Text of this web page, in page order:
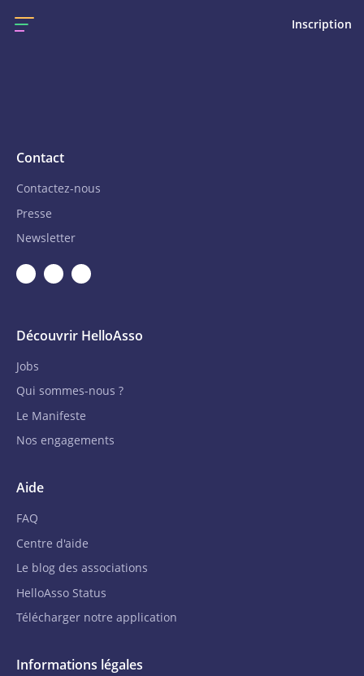
Inscription
Contact
Contactez-nous
Presse
Newsletter
Découvrir HelloAsso
Jobs
Qui sommes-nous ?
Le Manifeste
Nos engagements
Aide
FAQ
Centre d'aide
Le blog des associations
HelloAsso Status
Télécharger notre application
Informations légales